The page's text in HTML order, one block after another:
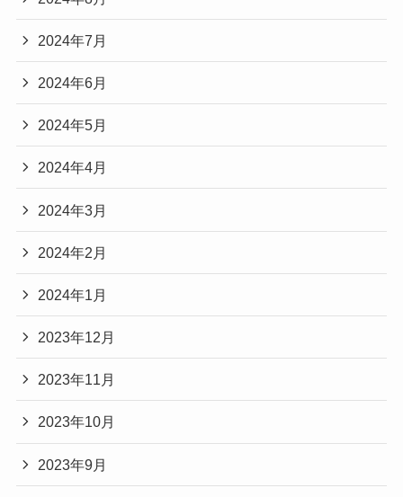
2024年7月
2024年6月
2024年5月
2024年4月
2024年3月
2024年2月
2024年1月
2023年12月
2023年11月
2023年10月
2023年9月